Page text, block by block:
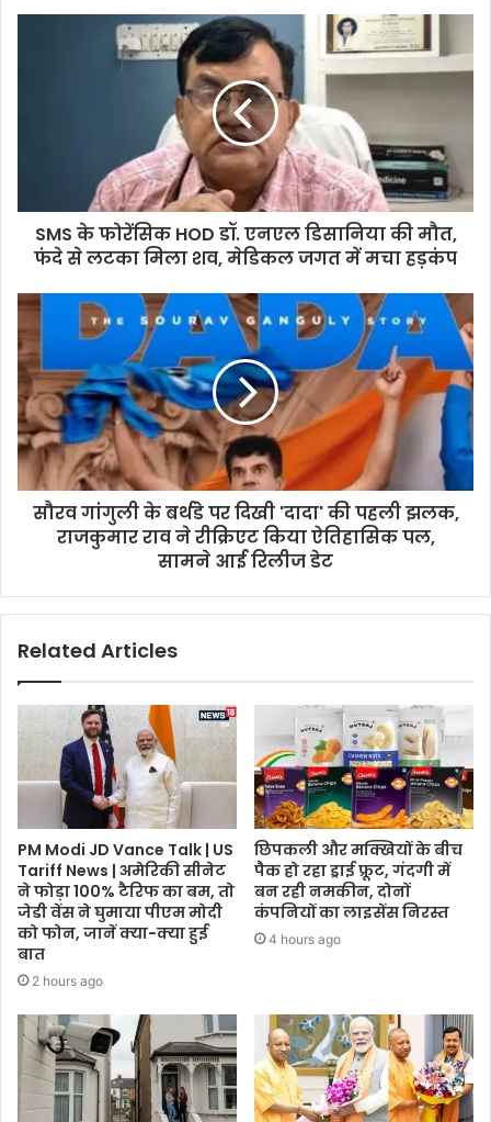
SMS के फोरेंसिक HOD डॉ. एनएल डिसानिया की मौत,
फंदे से लटका मिला शव, मेडिकल जगत में मचा हड़कंप
सौरव गांगुली के बर्थडे पर दिखी 'दादा' की पहली झलक,
राजकुमार राव ने रीक्रिएट किया ऐतिहासिक पल,
सामने आई रिलीज डेट
Related Articles
PM Modi JD Vance Talk | US
Tariff News | अमेरिकी सीनेट
ने फोड़ा 100% टैरिफ का बम, तो
जेडी वेंस ने घुमाया पीएम मोदी
को फोन, जानें क्या-क्या हुई
बात
2 hours ago
छिपकली और मक्खियों के बीच
पैक हो रहा ड्राई फ्रूट, गंदगी में
बन रही नमकीन, दोनों
कंपनियों का लाइसेंस निरस्त
4 hours ago